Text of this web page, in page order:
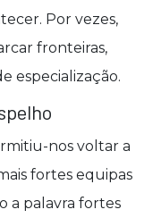
Por vezes,
fronteiras,
especialização.
nos voltar a
fortes equipas
a palavra fortes